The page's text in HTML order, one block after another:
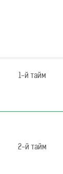
1-й тайм
2-й тайм